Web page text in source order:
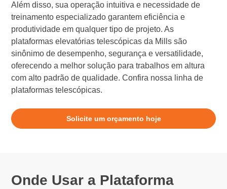
Além disso, sua operação intuitiva e necessidade de
treinamento especializado garantem eficiência e
produtividade em qualquer tipo de projeto. As
plataformas elevatórias telescópicas da Mills são
sinônimo de desempenho, segurança e versatilidade,
oferecendo a melhor solução para trabalhos em altura
com alto padrão de qualidade. Confira nossa linha de
plataformas telescópicas.
Solicite um orçamento hoje
Onde Usar a Plataforma